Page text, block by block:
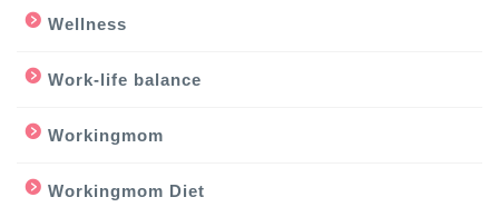
Wellness
Work-life balance
Workingmom
Workingmom Diet